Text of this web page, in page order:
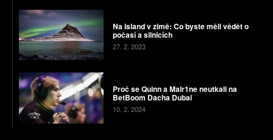
Na Island v zimě: Co byste měli vědět o
počasí a silnicích
27. 2. 2023
Proč se Quinn a Malr1ne neutkali na
BetBoom Dacha Dubai
10. 2. 2024